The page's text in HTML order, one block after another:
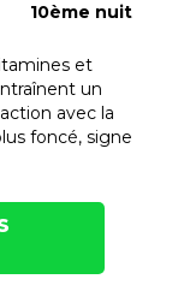
10ème nuit
et
un
avec la
foncé, signe